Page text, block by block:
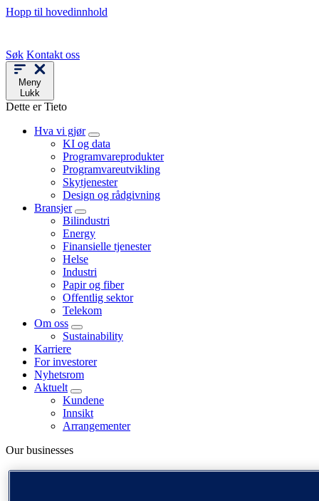
Hopp til hovedinnhold
Søk Kontakt oss
Meny
Lukk
Dette er Tieto
Hva vi gjør
KI og data
Programvareprodukter
Programvareutvikling
Skytjenester
Design og rådgivning
Bransjer
Bilindustri
Energy
Finansielle tjenester
Helse
Industri
Papir og fiber
Offentlig sektor
Telekom
Om oss
Sustainability
Karriere
For investorer
Nyhetsrom
Aktuelt
Kundene
Innsikt
Arrangementer
Our businesses
Tieto Banktech